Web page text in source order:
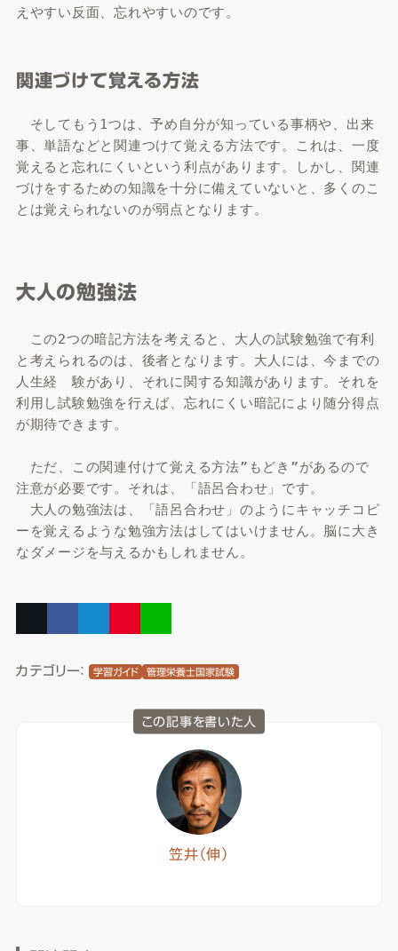
えやすい反面、忘れやすいのです。
関連づけて覚える方法
そしてもう1つは、予め自分が知っている事柄や、出来
事、単語などと関連つけて覚える方法です。これは、一度
覚えると忘れにくいという利点があります。しかし、関連
づけをするための知識を十分に備えていないと、多くのこ
とは覚えられないのが弱点となります。
大人の勉強法
この2つの暗記方法を考えると、大人の試験勉強で有利
と考えられるのは、後者となります。大人には、今までの
人生経　験があり、それに関する知識があります。それを
利用し試験勉強を行えば、忘れにくい暗記により随分得点
が期待できます。
ただ、この関連付けて覚える方法”もどき”があるので
注意が必要です。それは、「語呂合わせ」です。
大人の勉強法は、「語呂合わせ」のようにキャッチコピ
ーを覚えるような勉強方法はしてはいけません。脳に大き
なダメージを与えるかもしれません。
カテゴリー： 学習ガイド 管理栄養士国家試験
この記事を書いた人
笠井（伸）